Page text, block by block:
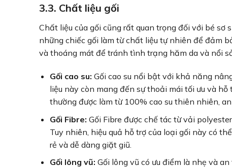
3.3. Chất liệu gối
Chất liệu của gối cũng rất quan trọng đối với bé
những chiếc gối làm từ chất liệu tự nhiên để đảm
và thoáng mát để tránh tình trạng hăm da và nổi
Gối cao su: Gối cao su nổi bật với khả năng
liệu này còn mang đến sự thoải mái tối ưu và
thường được làm từ 100% cao su thiên nhiên,
Gối Fibre: Gối Fibre được chế tác từ vải
Tuy nhiên, hiệu quả hỗ trợ của loại gối này có
rẻ và dễ dàng giặt giũ.
Gối lông vũ: Gối lông vũ có ưu điểm là nhẹ và